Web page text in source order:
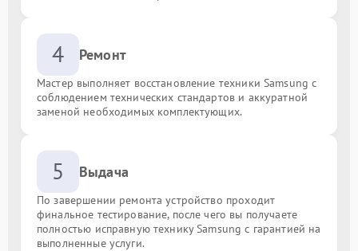
4 Ремонт
Мастер выполняет восстановление техники Samsung с
соблюдением технических стандартов и аккуратной
заменой необходимых комплектующих.
5 Выдача
По завершении ремонта устройство проходит
финальное тестирование, после чего вы получаете
полностью исправную технику Samsung с гарантией на
выполненные услуги.